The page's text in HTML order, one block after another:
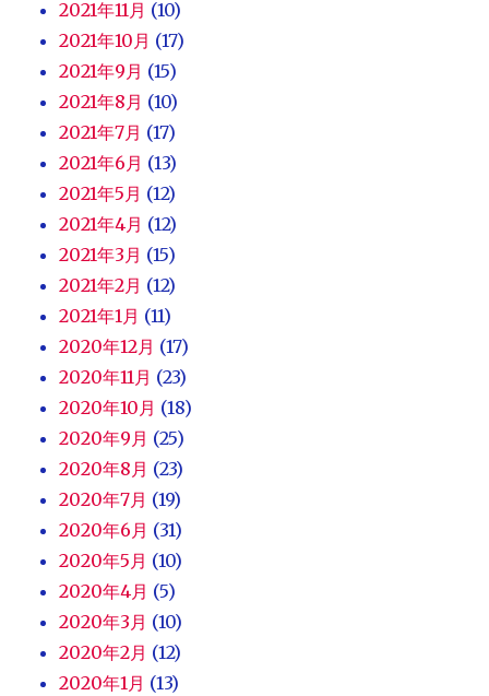
2021年11月 (10)
2021年10月 (17)
2021年9月 (15)
2021年8月 (10)
2021年7月 (17)
2021年6月 (13)
2021年5月 (12)
2021年4月 (12)
2021年3月 (15)
2021年2月 (12)
2021年1月 (11)
2020年12月 (17)
2020年11月 (23)
2020年10月 (18)
2020年9月 (25)
2020年8月 (23)
2020年7月 (19)
2020年6月 (31)
2020年5月 (10)
2020年4月 (5)
2020年3月 (10)
2020年2月 (12)
2020年1月 (13)